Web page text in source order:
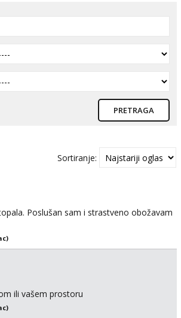
Sortiranje:
Poslušan sam i strastveno obožavam
ili vašem prostoru